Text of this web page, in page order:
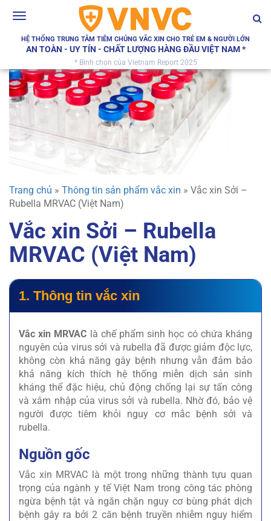
Toggle
HỆ THỐNG TRUNG TÂM TIÊM CHỦNG VẮC XIN CHO TRẺ EM & NGƯỜI LỚN
AN TOÀN - UY TÍN - CHẤT LƯỢNG HÀNG ĐẦU VIỆT NAM *
* Bình chọn của Vietnam Report 2025
Trang chủ » Thông tin sản phẩm vắc xin » Vắc xin Sởi –
Rubella MRVAC (Việt Nam)
Vắc xin Sởi – Rubella
MRVAC (Việt Nam)
1. Thông tin vắc xin
Vắc xin MRVAC là chế phẩm sinh học có chứa kháng
nguyên của virus sởi và rubella đã được giảm độc lực,
không còn khả năng gây bệnh nhưng vẫn đảm bảo
khả năng kích thích hệ thống miễn dịch sản sinh
kháng thể đặc hiệu, chủ động chống lại sự tấn công
và xâm nhập của virus sởi và rubella. Nhờ đó, bảo vệ
người được tiêm khỏi nguy cơ mắc bệnh sởi và
rubella.
Nguồn gốc
Vắc xin MRVAC là một trong những thành tựu quan
trọng của ngành y tế Việt Nam trong công tác phòng
ngừa bệnh tật và ngăn chặn nguy cơ bùng phát dịch
bệnh gây ra bởi 2 căn bệnh truyền nhiễm nguy hiểm